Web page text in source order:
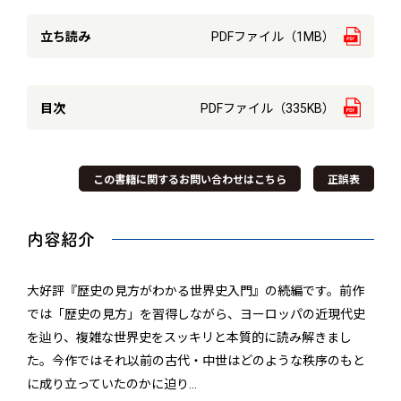
立ち読み PDFファイル（1MB）
目次 PDFファイル（335KB）
この書籍に関するお問い合わせはこちら 正誤表
内容紹介
大好評『歴史の見方がわかる世界史入門』の続編です。前作
では「歴史の見方」を習得しながら、ヨーロッパの近現代史
を辿り、複雑な世界史をスッキリと本質的に読み解きまし
た。今作ではそれ以前の古代・中世はどのような秩序のもと
に成り立っていたのかに迫り